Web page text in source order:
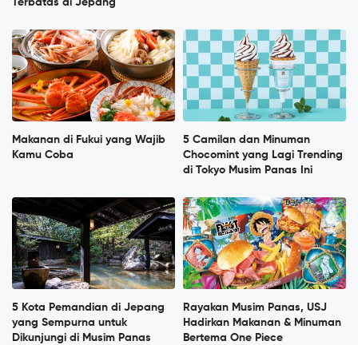
Terbatas di Jepang
Makanan di Fukui yang Wajib
Kamu Coba
5 Camilan dan Minuman
Chocomint yang Lagi Trending
di Tokyo Musim Panas Ini
5 Kota Pemandian di Jepang
yang Sempurna untuk
Dikunjungi di Musim Panas
Rayakan Musim Panas, USJ
Hadirkan Makanan & Minuman
Bertema One Piece